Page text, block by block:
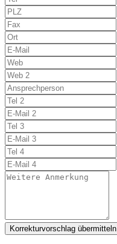
Korrekturvorschlag übermitteln